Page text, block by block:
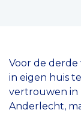
Voor de derde
in eigen huis
vertrouwen in
Anderlecht,